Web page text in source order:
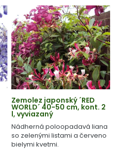
Zemolez japonský ´RED
WORLD´ 40-50 cm, kont. 2
l, vyviazaný
Nádherná poloopadavá liana
so zelenými listami a červeno
bielymi kvetmi.